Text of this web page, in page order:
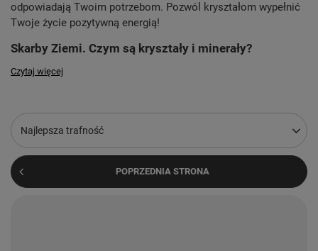
odpowiadają Twoim potrzebom. Pozwól kryształom wypełnić
Twoje życie pozytywną energią!
Skarby Ziemi. Czym są kryształy i minerały?
Czytaj więcej
Zmień sortowanie
Najlepsza trafność
POPRZEDNIA STRONA